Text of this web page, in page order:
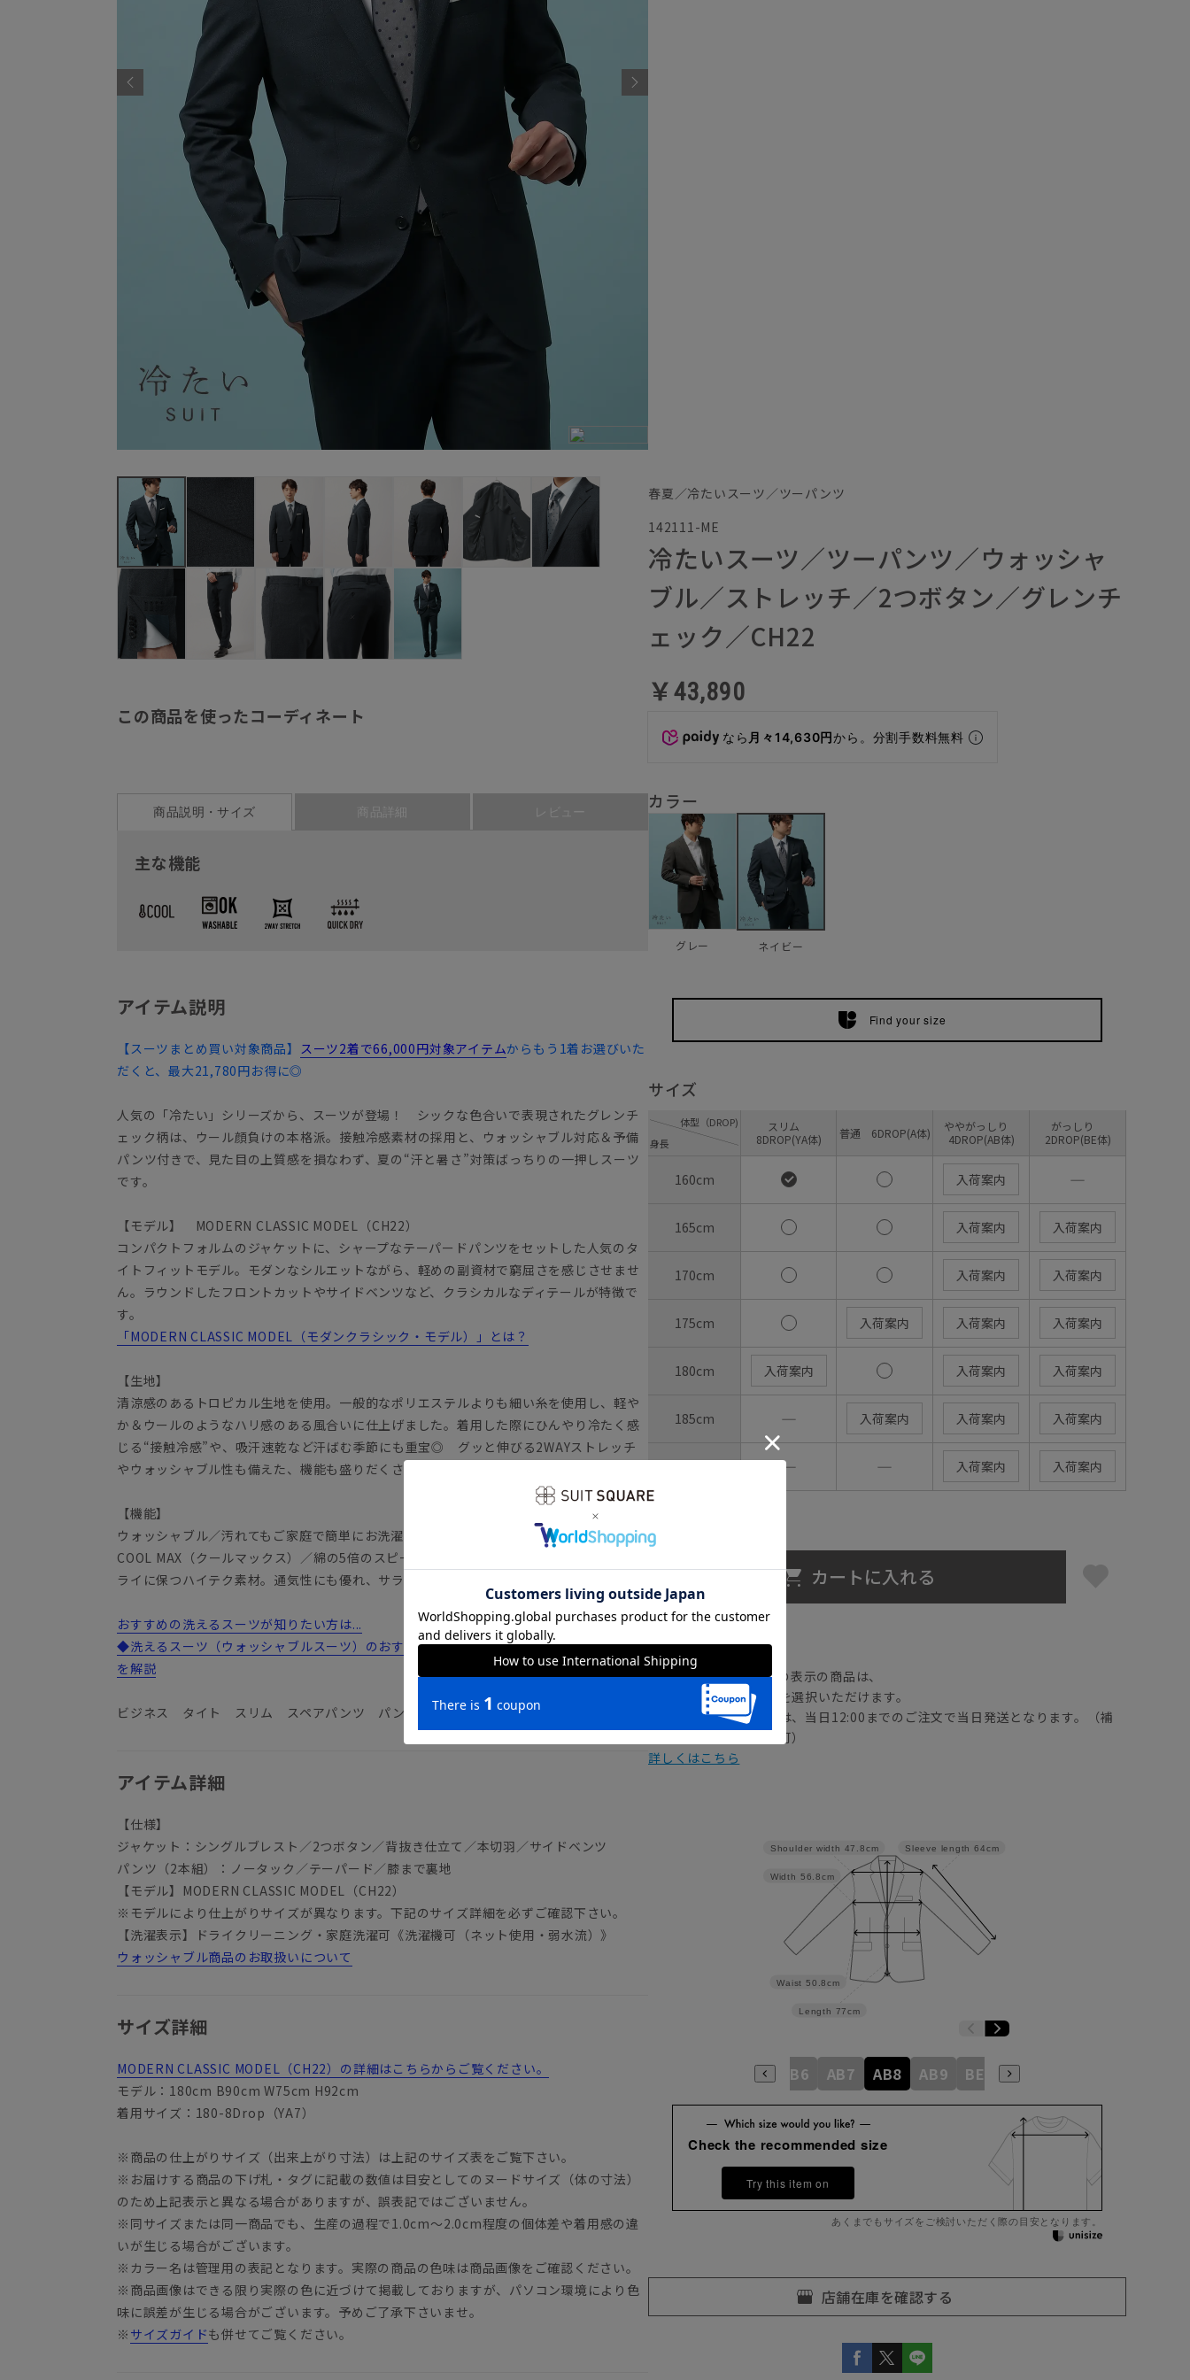
この商品を使ったコーディネート
商品説明・サイズ 商品詳細 レビュー
主な機能
アイテム説明
【スーツまとめ買い対象商品】 スーツ2着で66,000円対象アイテムからもう1着お選びいた
だくと、最大21,780円お得に◎
人気の「冷たい」シリーズから、スーツが登場！ シックな色合いで表現されたグレンチ
ェック柄は、ウール顔負けの本格派。接触冷感素材の採用と、ウォッシャブル対応＆予備
パンツ付きで、見た目の上質感を損なわず、夏の“汗と暑さ”対策ばっちりの一押しスーツ
です。
【モデル】 MODERN CLASSIC MODEL（CH22）
コンパクトフォルムのジャケットに、シャープなテーパードパンツをセットした人気のタ
イトフィットモデル。モダンなシルエットながら、軽めの副資材で窮屈さを感じさせませ
ん。ラウンドしたフロントカットやサイドベンツなど、クラシカルなディテールが特徴で
す。
「MODERN CLASSIC MODEL（モダンクラシック・モデル）」とは？
【生地】
清涼感のあるトロピカル生地を使用。一般的なポリエステルよりも細い糸を使用し、軽や
か＆ウールのようなハリ感のある風合いに仕上げました。着用した際にひんやり冷たく感
じる“接触冷感”や、吸汗速乾など汗ばむ季節にも重宝◎ グッと伸びる2WAYストレッチ
やウォッシャブル性も備えた、機能も盛りだくさんなファブリックです。
【機能】
ウォッシャブル／汚れてもご家庭で簡単にお洗濯が可能です。
COOL MAX（クールマックス）／綿の5倍のスピードで汗を吸収・蒸散し、肌表面を常にド
ライに保つハイテク素材。通気性にも優れ、サラリと快適な着用感を実現します。
おすすめの洗えるスーツが知りたい方は...
◆洗えるスーツ（ウォッシャブルスーツ）のおすすめ12選！コスパのいい選び方や洗い方
を解説
ビジネス タイト スリム スペアパンツ パンツ2本
アイテム詳細
【仕様】
ジャケット：シングルブレスト／2つボタン／背抜き仕立て／本切羽／サイドベンツ
パンツ（2本組）：ノータック／テーパード／膝まで裏地
【モデル】MODERN CLASSIC MODEL（CH22）
※モデルにより仕上がりサイズが異なります。下記のサイズ詳細を必ずご確認下さい。
【洗濯表示】ドライクリーニング・家庭洗濯可《洗濯機可（ネット使用・弱水流）》
ウォッシャブル商品のお取扱いについて
サイズ詳細
MODERN CLASSIC MODEL（CH22）の詳細はこちらからご覧ください。
モデル：180cm B90cm W75cm H92cm
着用サイズ：180-8Drop（YA7）
※商品の仕上がりサイズ（出来上がり寸法）は上記のサイズ表をご覧下さい。
※お届けする商品の下げ札・タグに記載の数値は目安としてのヌードサイズ（体の寸法）
のため上記表示と異なる場合がありますが、誤表記ではございません。
※同サイズまたは同一商品でも、生産の過程で1.0cm～2.0cm程度の個体差や着用感の違
いが生じる場合がございます。
※カラー名は管理用の表記となります。実際の商品の色味は商品画像をご確認ください。
※商品画像はできる限り実際の色に近づけて掲載しておりますが、パソコン環境により色
味に誤差が生じる場合がございます。予めご了承下さいませ。
※ サイズガイドも併せてご覧ください。
春夏／冷たいスーツ／ツーパンツ
142111-ME
冷たいスーツ／ツーパンツ／ウォッシャ
ブル／ストレッチ／2つボタン／グレンチ
ェック／CH22
￥43,890
なら 月々14,630円から。分割手数料無料
カラー
グレー ネイビー
Find your size
サイズ
身長
体型（DROP)
スリム
8DROP(YA体)
普通 6DROP(A体)
ややがっしり
4DROP(AB体)
がっしり
2DROP(BE体)
160cm 入荷案内 ―
165cm 入荷案内 入荷案内
170cm 入荷案内 入荷案内
175cm 入荷案内 入荷案内 入荷案内
180cm 入荷案内 入荷案内 入荷案内
185cm ― 入荷案内 入荷案内 入荷案内
190cm ― ― 入荷案内 入荷案内
カートに入れる
の表示の商品は、
注文画面でお急ぎ発送を選択いただけます。
さらにメルマガ会員様は、当日12:00までのご注文で当日発送となります。（補
正商品の場合は対応不可）
詳しくはこちら
Sleeve length 64cm
Length 77cm
Waist 50.8cm
Width 56.8cm
Shoulder width 47.8cm
YA3 A3 A4 A5 A6 A7 AB5 AB6 AB7 AB8 AB9 BE3 BE4
Check the recommended size
Try this item on
あくまでもサイズをご検討いただく際の目安となります。